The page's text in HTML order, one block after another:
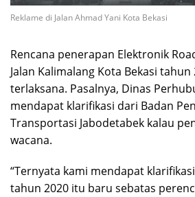
Reklame di Jalan Ahmad Yani Kota Bekasi
Rencana penerapan Elektronik
Jalan Kalimalang Kota Bekasi tahun
terlaksana. Pasalnya, Dinas
mendapat klarifikasi dari Badan
Transportasi Jabodetabek kalau
wacana.
“Ternyata kami mendapat
tahun 2020 itu baru sebatas